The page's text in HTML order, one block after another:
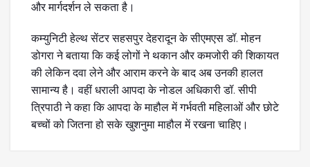
और मार्गदर्शन ले सकता है।
कम्युनिटी हेल्थ सेंटर सहसपुर देहरादून के सीएमएस डॉ. मोहन
डोगरा ने बताया कि कई लोगों ने थकान और कमजोरी की शिकायत
की लेकिन दवा लेने और आराम करने के बाद अब उनकी हालत
सामान्य है। वहीं धराली आपदा के नोडल अधिकारी डॉ. सीपी
त्रिपाठी ने कहा कि आपदा के माहौल में गर्भवती महिलाओं और छोटे
बच्चों को जितना हो सके खुशनुमा माहौल में रखना चाहिए।